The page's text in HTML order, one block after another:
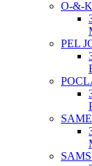
O-&-
PEL